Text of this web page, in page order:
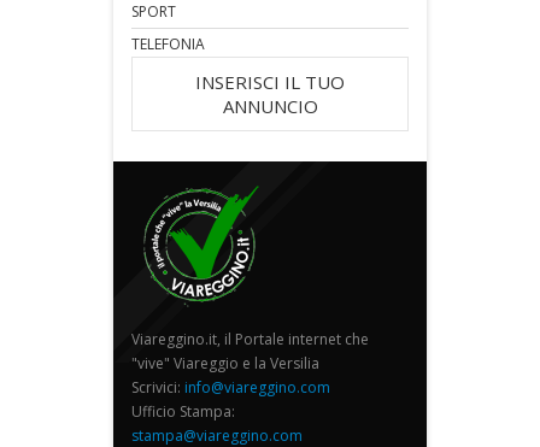
SPORT
TELEFONIA
INSERISCI IL TUO
ANNUNCIO
Viareggino.it, il Portale internet che
"vive" Viareggio e la Versilia
Scrivici: info@viareggino.com
Ufficio Stampa:
stampa@viareggino.com